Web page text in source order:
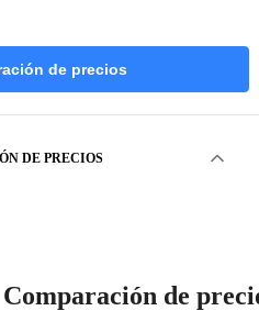
de precios
DE PRECIOS
de